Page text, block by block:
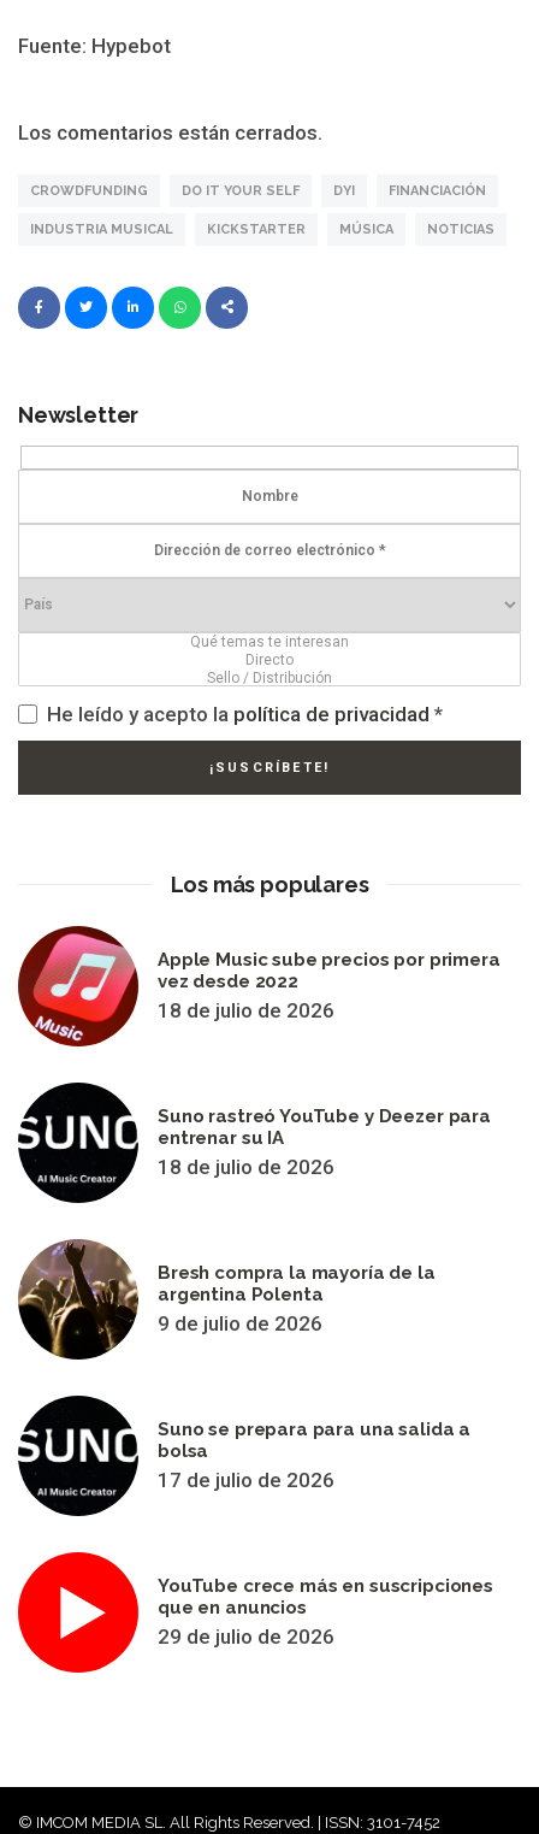
Fuente: Hypebot
Los comentarios están cerrados.
CROWDFUNDING DO IT YOUR SELF DYI FINANCIACIÓN
INDUSTRIA MUSICAL KICKSTARTER MÚSICA NOTICIAS
Newsletter
He leído y acepto la política de privacidad *
Los más populares
Apple Music sube precios por primera
vez desde 2022
18 de julio de 2026
Suno rastreó YouTube y Deezer para
entrenar su IA
18 de julio de 2026
Bresh compra la mayoría de la
argentina Polenta
9 de julio de 2026
Suno se prepara para una salida a
bolsa
17 de julio de 2026
YouTube crece más en suscripciones
que en anuncios
29 de julio de 2026
© IMCOM MEDIA SL. All Rights Reserved. | ISSN: 3101-7452